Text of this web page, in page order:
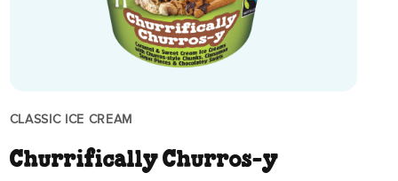
CLASSIC ICE CREAM
Churrifically Churros-y